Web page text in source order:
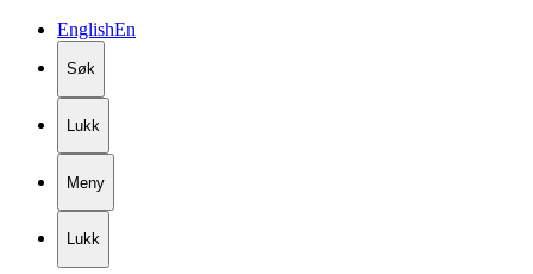
EnglishEn
Søk
Lukk
Meny
Lukk